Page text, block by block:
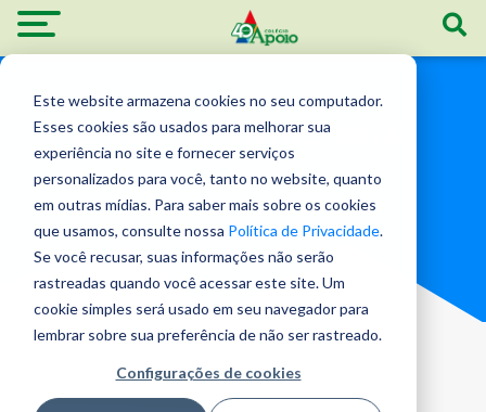
Este website armazena cookies no seu computador.
Esses cookies são usados ​​para melhorar sua
experiência no site e fornecer serviços
personalizados para você, tanto no website, quanto
em outras mídias. Para saber mais sobre os cookies
que usamos, consulte nossa Política de Privacidade.
Se você recusar, suas informações não serão
rastreadas quando você acessar este site. Um
cookie simples será usado em seu navegador para
lembrar sobre sua preferência de não ser rastreado.
Configurações de cookies
Blog - Institucional